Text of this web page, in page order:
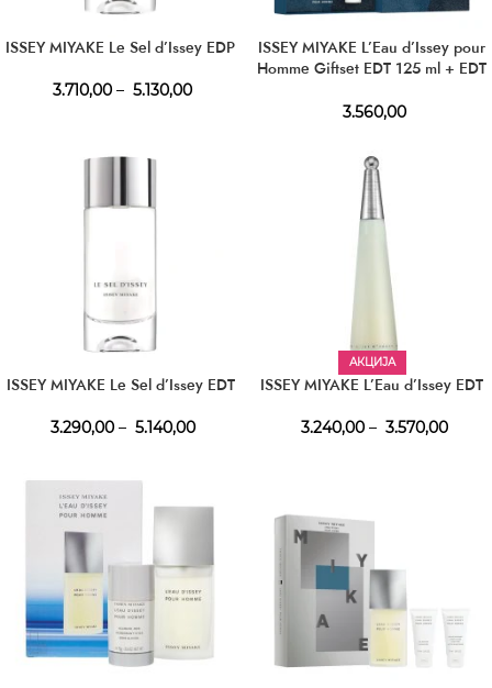
ISSEY MIYAKE Le Sel d’Issey EDP
3.710,00 – 5.130,00
ISSEY MIYAKE L’Eau d’Issey pour
Homme Giftset EDT 125 ml + EDT
3.560,00
ISSEY MIYAKE Le Sel d’Issey EDT
3.290,00 – 5.140,00
АКЦИЈА
ISSEY MIYAKE L’Eau d’Issey EDT
3.240,00 – 3.570,00